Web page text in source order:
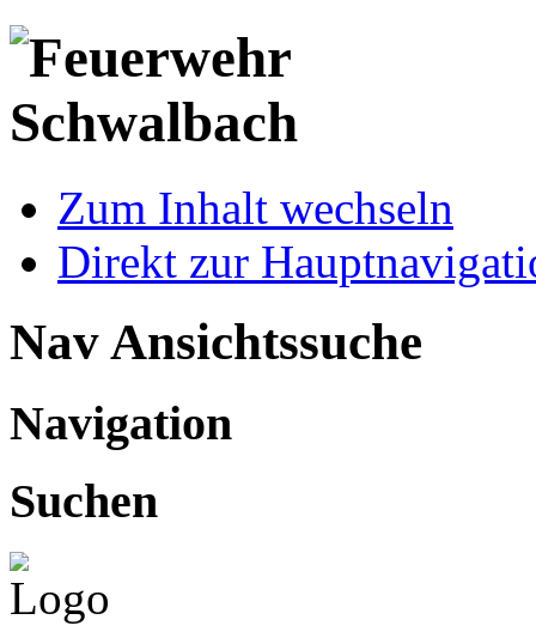
Zum Inhalt wechseln
Direkt zur
Nav Ansichtssuche
Navigation
Suchen